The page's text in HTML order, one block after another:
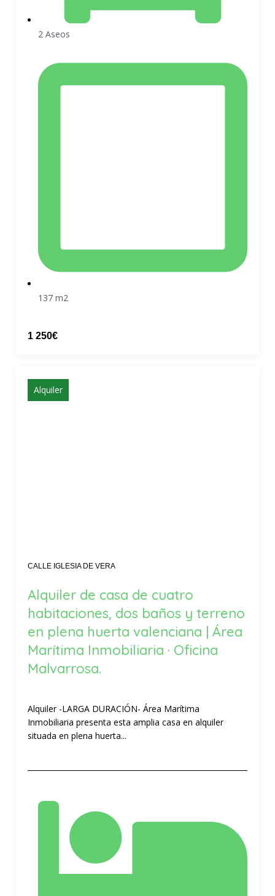
2 Aseos
137 m2
1 250€
Alquiler
CALLE IGLESIA DE VERA
Alquiler de casa de cuatro
habitaciones, dos baños y terreno
en plena huerta valenciana | Área
Marítima Inmobiliaria · Oficina
Malvarrosa.
Alquiler -LARGA DURACIÓN- Área Marítima
Inmobiliaria presenta esta amplia casa en alquiler
situada en plena huerta...